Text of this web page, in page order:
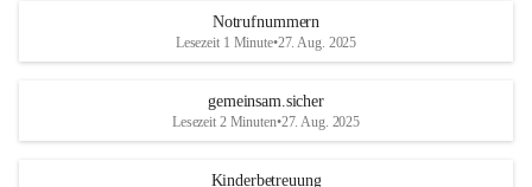
Notrufnummern
Lesezeit 1 Minute•27. Aug. 2025
gemeinsam.sicher
Lesezeit 2 Minuten•27. Aug. 2025
Kinderbetreuung